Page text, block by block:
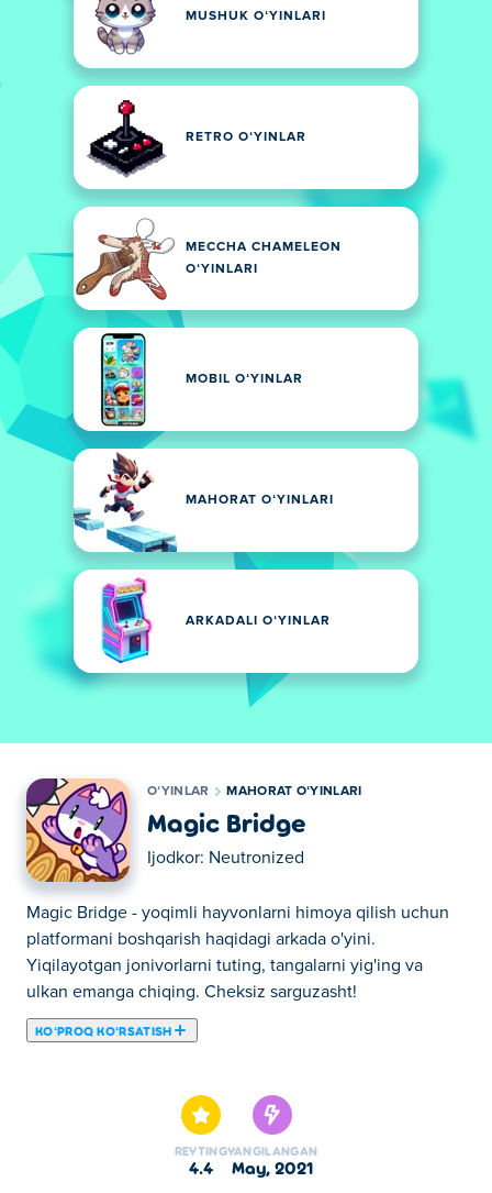
MUSHUK OʻYINLARI
RETRO OʻYINLAR
MECCHA CHAMELEON
OʻYINLARI
MOBIL OʻYINLAR
MAHORAT OʻYINLARI
ARKADALI OʻYINLAR
OʻYINLAR MAHORAT OʻYINLARI
Magic Bridge
Ijodkor: Neutronized
Magic Bridge - yoqimli hayvonlarni himoya qilish uchun
platformani boshqarish haqidagi arkada o'yini.
Yiqilayotgan jonivorlarni tuting, tangalarni yig'ing va
ulkan emanga chiqing. Cheksiz sarguzasht!
KOʻPROQ KOʻRSATISH
REYTING
4.4
YANGILANGAN
may, 2021